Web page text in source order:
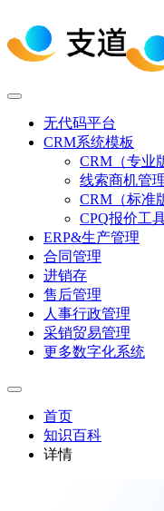
无代码平台
CRM系统模板
CRM（专业
线索商机管
CRM（标准
CPQ报价工
ERP&生产管理
合同管理
进销存
售后管理
人事行政管理
采销贸易管理
更多数字化系统
首页
知识百科
详情